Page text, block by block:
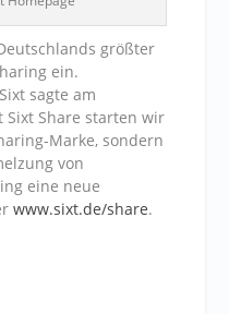
größter
ein.
sagte am
Sixt Share starten wir
Marke, sondern
von
eine neue
www.sixt.de/share.